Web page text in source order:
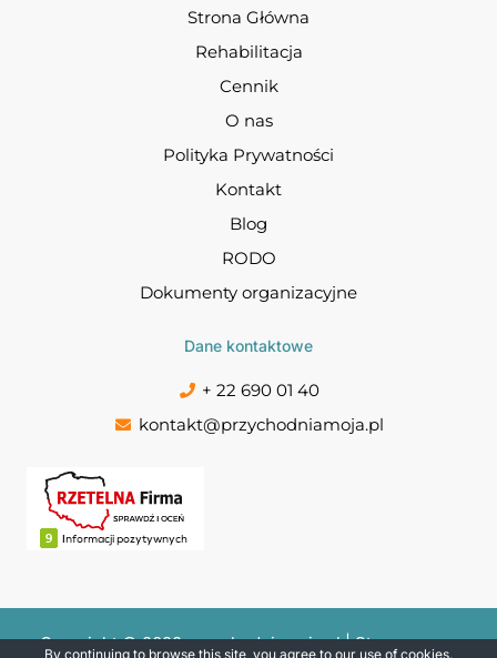
Strona Główna
Rehabilitacja
Cennik
O nas
Polityka Prywatności
Kontakt
Blog
RODO
Dokumenty organizacyjne
Dane kontaktowe
+ 22 690 01 40
kontakt@przychodniamoja.pl
Copyright © 2022 przychodniamoja.pl | Stworzone w
By continuing to browse this site, you agree to our use of cookies.